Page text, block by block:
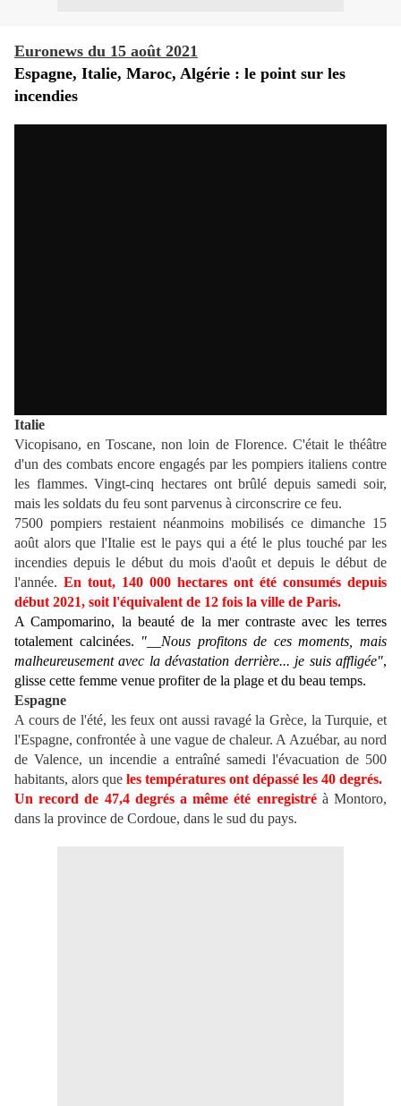
Euronews du 15 août 2021
Espagne, Italie, Maroc, Algérie : le point sur les
incendies
Italie
Vicopisano, en Toscane, non loin de Florence. C'était le théâtre
d'un des combats encore engagés par les pompiers italiens contre
les flammes. Vingt-cinq hectares ont brûlé depuis samedi soir,
mais les soldats du feu sont parvenus à circonscrire ce feu.
7500 pompiers restaient néanmoins mobilisés ce dimanche 15
août alors que l'Italie est le pays qui a été le plus touché par les
incendies depuis le début du mois d'août et depuis le début de
l'année. En tout, 140 000 hectares ont été consumés depuis
début 2021, soit l'équivalent de 12 fois la ville de Paris.
A Campomarino, la beauté de la mer contraste avec les terres
totalement calcinées. "__Nous profitons de ces moments, mais
malheureusement avec la dévastation derrière... je suis affligée",
glisse cette femme venue profiter de la plage et du beau temps.
Espagne
A cours de l'été, les feux ont aussi ravagé la Grèce, la Turquie, et
l'Espagne, confrontée à une vague de chaleur. A Azuébar, au nord
de Valence, un incendie a entraîné samedi l'évacuation de 500
habitants, alors que les températures ont dépassé les 40 degrés.
Un record de 47,4 degrés a même été enregistréà Montoro,
dans la province de Cordoue, dans le sud du pays.